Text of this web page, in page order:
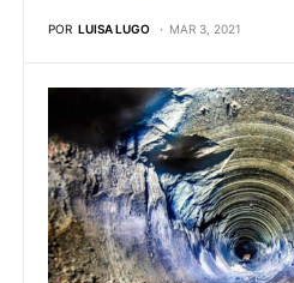
POR LUISA LUGO MAR 3, 2021